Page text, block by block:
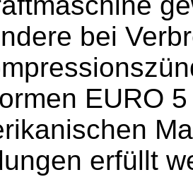
bei
EURO
erfüllt